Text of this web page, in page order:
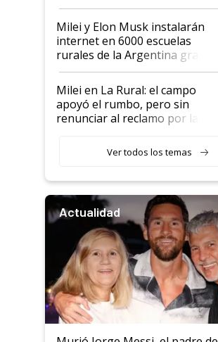
Milei y Elon Musk instalarán
internet en 6000 escuelas
rurales de la Argentina gracias
a un acuerdo con Starlink
Milei en La Rural: el campo
apoyó el rumbo, pero sin
renunciar al reclamo por las
Ver todos los temas
Actualidad